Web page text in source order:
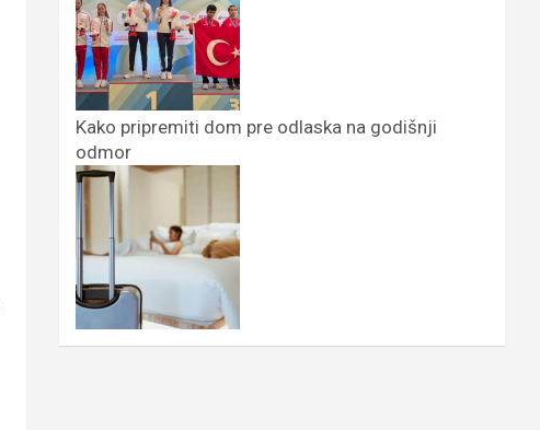
Kako pripremiti dom pre odlaska na godišnji
odmor